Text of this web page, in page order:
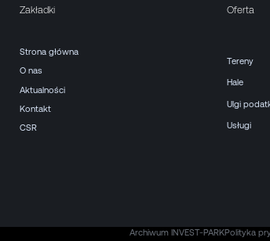
Zakładki
Strona główna
O nas
Aktualności
Kontakt
CSR
Oferta
Tereny
Hale
Ulgi
Usługi
Archiwum INVEST-PARKPolityka